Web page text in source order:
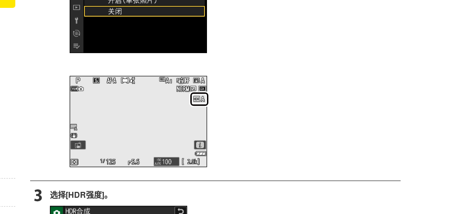
选择[HDR强度]。